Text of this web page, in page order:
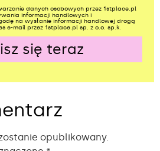
danych osobowych przez 1stplace.pl
informacji handlowych i
na wysłanie informacji handlowej drogą
e-mail przez 1stplace.pl sp. z o.o. sp.k.
się teraz
opublikowany.